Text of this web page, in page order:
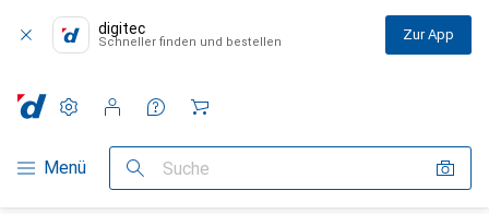
digitec
Schneller finden und bestellen Zur App
Navigation nach Kategorien
Menü Suche
Einstellungen
Kundenkonto
Vergleichslisten
Merklisten
Warenkorb